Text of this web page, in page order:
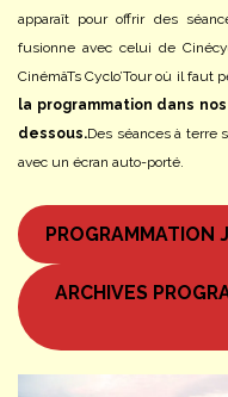
apparaît pour offrir des
fusionne avec celui de
CinémâTs Cyclo’Tour où il faut
la programmation dans
dessous.Des séances à terre
avec un écran auto-porté.
PROGRAMMATION
ARCHIVES